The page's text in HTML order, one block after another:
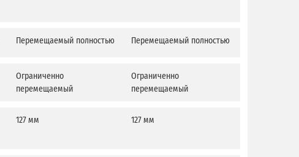
Перемещаемый полностью
Ограниченно
перемещаемый
127 мм
Перемещаемый полностью
Ограниченно
перемещаемый
127 мм